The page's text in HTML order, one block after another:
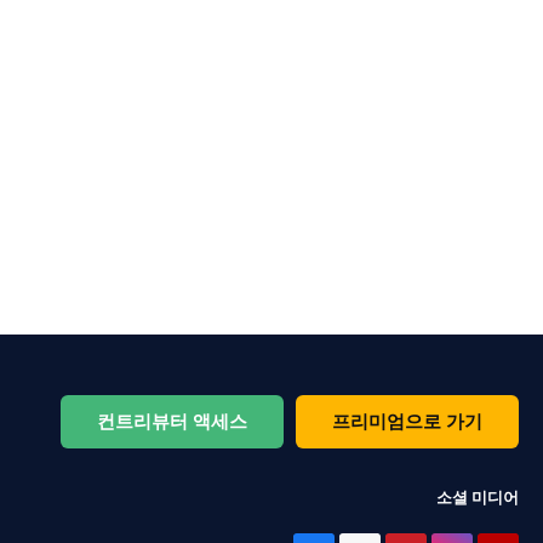
컨트리뷰터 액세스 프리미엄으로 가기
소셜 미디어